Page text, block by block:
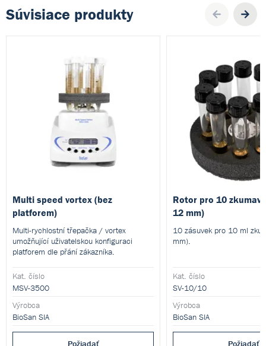
Súvisiace produkty
Multi speed vortex (bez
platforem)
Multi-rychlostní třepačka / vortex
umožňující uživatelskou konfiguraci
platforem dle přání zákazníka.
Kat. číslo
MSV-3500
Výrobca
BioSan SIA
Požiadať
Rotor pro 10
12 mm)
10 zásuvek pro 10 ml
mm).
Kat. číslo
SV-10/10
Výrobca
BioSan SIA
Požiadať